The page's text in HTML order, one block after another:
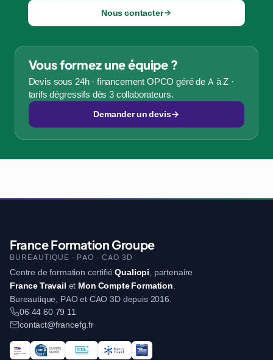
Nous contacter
Vous formez une équipe ?
Devis sous 24h · financement OPCO géré de A à Z ·
tarifs dégressifs dès 3 collaborateurs.
Demander un devis
France Formation Groupe
BUREAUTIQUE · PAO · CAO 3D
Centre de formation certifiéQualiopi , partenaire
France Travail et Mon Compte Formation
Bureautique, PAO et CAO 3D depuis 2016.
06 44 60 79 11
contact@francefg.fr